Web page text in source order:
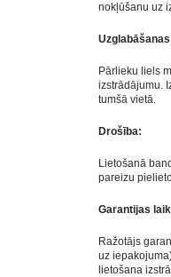
nokļūšanu uz
Pārlieku liels
izstrādājumu.
tumšā vietā.
Drošība:
Lietošanā
pareizu
Garantijas
Ražotājs
uz
lietošana